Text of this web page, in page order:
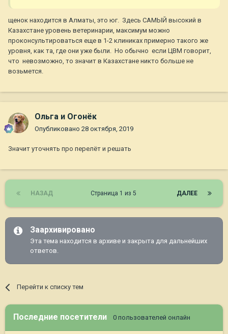
щенок находится в Алматы, это юг. Здесь САМЫЙ высокий в
Казахстане уровень ветеринарии, максимум можно
проконсультироваться еще в 1-2 клиниках примерно такого же
уровня, как та, где они уже были. Но обычно если ЦВМ говорит,
что невозможно, то значит в Казахстане никто больше не
возьмется.
Ольга и Огонёк
Опубликовано 28 октября, 2019
Значит уточнять про перелёт и решать
НАЗАД ДАЛЕЕ
Страница 1 из 5
Заархивировано
Эта тема находится в архиве и закрыта для дальнейших
ответов.
Перейти к списку тем
Последние посетители 0 пользователей онлайн